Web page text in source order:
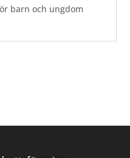
barn och ungdom